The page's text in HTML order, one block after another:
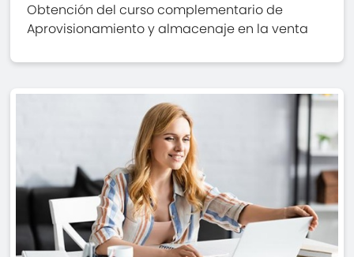
Obtención del curso complementario de
Aprovisionamiento y almacenaje en la venta